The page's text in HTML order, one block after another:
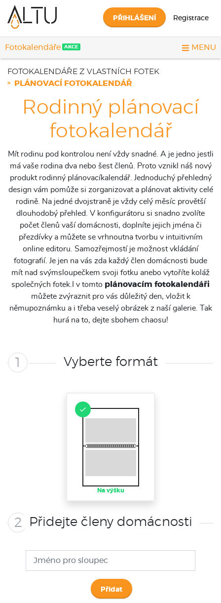
PŘIHLÁŠENÍ Registrace
Fotokalendáře AKCE MENU
FOTOKALENDÁŘE Z VLASTNÍCH FOTEK
PLÁNOVACÍ FOTOKALENDÁŘ
Rodinný plánovací
fotokalendář
Mít rodinu pod kontrolou není vždy snadné. A je jedno jestli
má vaše rodina dva nebo šest členů. Proto vznikl náš nový
produkt rodinný plánovacíkalendář. Jednoduchý přehledný
design vám pomůže si zorganizovat a plánovat aktivity celé
rodině. Na jedné dvojstraně je vždy celý měsíc provětší
dlouhodobý přehled. V konfigurátoru si snadno zvolíte
počet členů vaší domácnosti, doplníte jejich jména či
přezdívky a můžete se vrhnoutna tvorbu v intuitivním
online editoru. Samozřejmostí je možnost vkládání
fotografií. Je jen na vás zda každý člen domácnosti bude
mít nad svýmsloupečkem svoji fotku anebo vytoříte koláž
společných fotek.I v tomto plánovacím fotokalendáři
můžete zvýraznit pro vás důležitý den, vložit k
němupoznámku a i třeba veselý obrázek z naší galerie. Tak
hurá na to, dejte sbohem chaosu!
1 Vyberte formát
Na výšku
2 Přidejte členy domácnosti
Přidat